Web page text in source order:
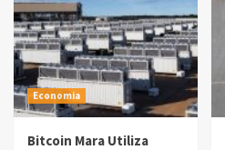
Economia
Bitcoin Mara Utiliza